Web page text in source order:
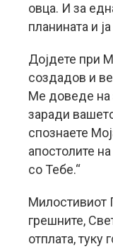
овца. И за
планината и
Дојдете при
создадов и
Ме доведе на
заради
спознаете
апостолите
со Тебе.“
Милостивиот
грешните,
отплата, туку